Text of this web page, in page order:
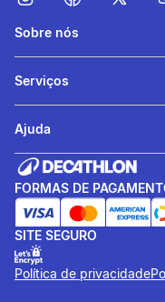
Sobre nós
Serviços
Ajuda
FORMAS DE
SITE SEGURO
Política de privacidade